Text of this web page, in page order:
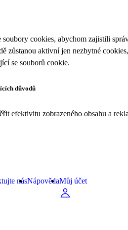
cookies, abychom zajistili
zůstanou aktivní jen nezbytné
se souborů cookie.
důvodů
efektivitu zobrazeného obsahu a
násNápovědaMůj účet